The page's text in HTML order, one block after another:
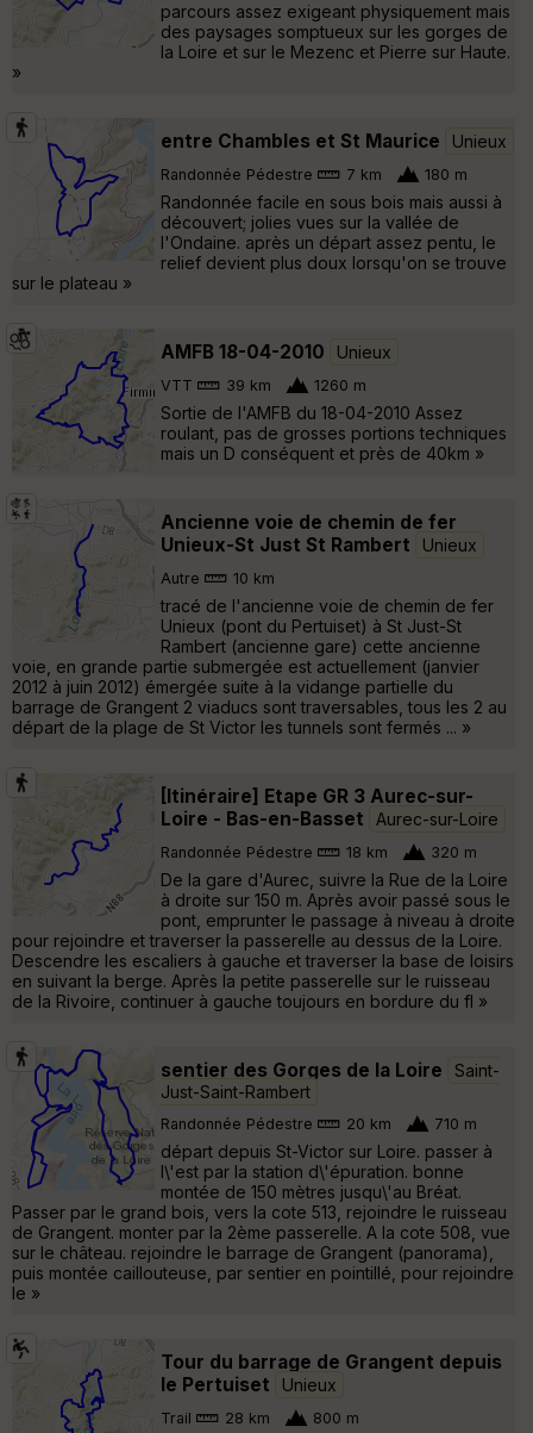
parcours assez exigeant physiquement mais
des paysages somptueux sur les gorges de
la Loire et sur le Mezenc et Pierre sur Haute.
»
entre Chambles et St Maurice Unieux
Randonnée Pédestre 7 km 180 m
Randonnée facile en sous bois mais aussi à
découvert; jolies vues sur la vallée de
l'Ondaine. après un départ assez pentu, le
relief devient plus doux lorsqu'on se trouve
sur le plateau »
AMFB 18-04-2010 Unieux
VTT 39 km 1260 m
Sortie de l'AMFB du 18-04-2010 Assez
roulant, pas de grosses portions techniques
mais un D conséquent et près de 40km »
Ancienne voie de chemin de fer
Unieux-St Just St Rambert
Unieux
Autre 10 km
tracé de l'ancienne voie de chemin de fer
Unieux (pont du Pertuiset) à St Just-St
Rambert (ancienne gare) cette ancienne
voie, en grande partie submergée est actuellement (janvier
2012 à juin 2012) émergée suite à la vidange partielle du
barrage de Grangent 2 viaducs sont traversables, tous les 2 au
départ de la plage de St Victor les tunnels sont fermés ... »
[Itinéraire] Etape GR 3 Aurec-sur-
Loire - Bas-en-Basset
Aurec-sur-Loire
Randonnée Pédestre 18 km 320 m
De la gare d'Aurec, suivre la Rue de la Loire
à droite sur 150 m. Après avoir passé sous le
pont, emprunter le passage à niveau à droite
pour rejoindre et traverser la passerelle au dessus de la Loire.
Descendre les escaliers à gauche et traverser la base de loisirs
en suivant la berge. Après la petite passerelle sur le ruisseau
de la Rivoire, continuer à gauche toujours en bordure du fl »
sentier des Gorges de la Loire
Saint-
Just-Saint-Rambert
Randonnée Pédestre 20 km 710 m
départ depuis St-Victor sur Loire. passer à
l\'est par la station d\'épuration. bonne
montée de 150 mètres jusqu\'au Bréat.
Passer par le grand bois, vers la cote 513, rejoindre le ruisseau
de Grangent. monter par la 2ème passerelle. A la cote 508, vue
sur le château. rejoindre le barrage de Grangent (panorama),
puis montée caillouteuse, par sentier en pointillé, pour rejoindre
le »
Tour du barrage de Grangent depuis
le Pertuiset
Unieux
Trail 28 km 800 m